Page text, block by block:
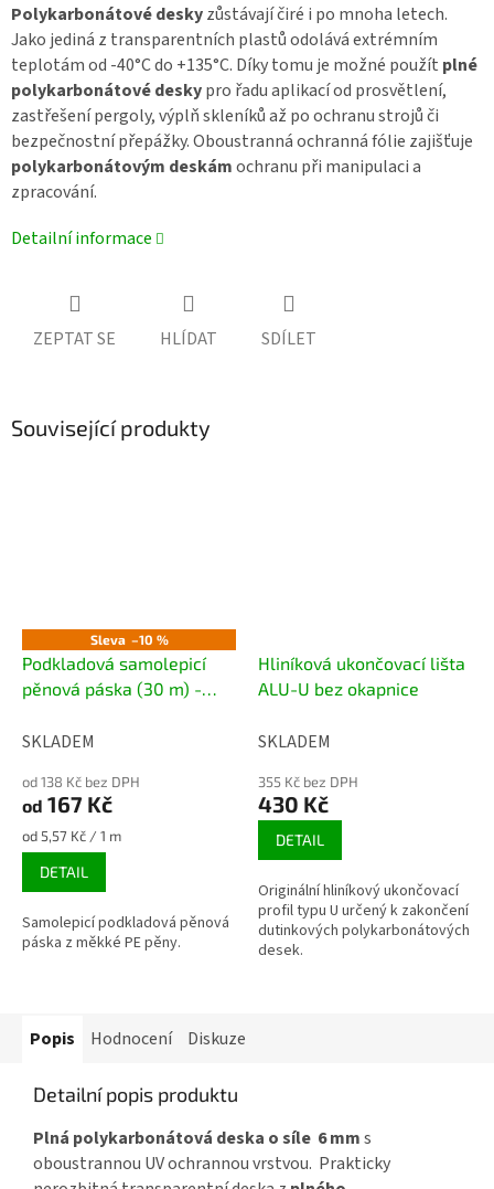
Polykarbonátové deskyzůstávají čiré i po mnoha letech.
Jako jediná z transparentních plastů odolává extrémním
teplotám od -40°C do +135°C. Díky tomu je možné použít plné
polykarbonátové deskypro řadu aplikací od prosvětlení,
zastřešení pergoly, výplň skleníků až po ochranu strojů či
bezpečnostní přepážky. Oboustranná ochranná fólie zajišťuje
polykarbonátovým deskámochranu při manipulaci a
zpracování.
Detailní informace
ZEPTAT SE HLÍDAT SDÍLET
Související produkty
Sleva –10 %
Podkladová samolepicí
pěnová páska (30 m) -
SKLADEM
od 138 Kč bez DPH
od 167 Kč
Měrná
cena:
od 5,57 Kč / 1 m
DETAIL
Samolepicí podkladová pěnová
páska z měkké PE pěny.
Hliníková ukončovací lišta
ALU-U bez okapnice
SKLADEM
355 Kč bez DPH
430 Kč
DETAIL
Originální hliníkový ukončovací
profil typu U určený k zakončení
dutinkových polykarbonátových
desek.
Popis Hodnocení Diskuze
Detailní popis produktu
Plná polykarbonátová deska o síle 6 mms
oboustrannou UV ochrannou vrstvou. Prakticky